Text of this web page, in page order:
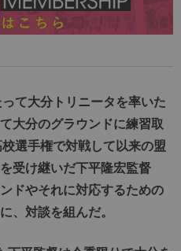
て大分トリニータを率いた
大分のグラウンドに練習取
選手権で対戦して以来の盟
受け継いだ下平隆宏監督
ドやそれに対応するための
、対談を組んだ。